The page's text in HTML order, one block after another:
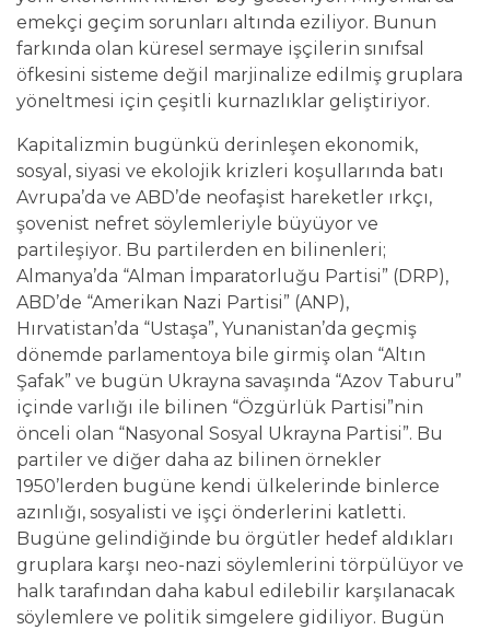
emekçi geçim sorunları altında eziliyor. Bunun
farkında olan küresel sermaye işçilerin sınıfsal
öfkesini sisteme değil marjinalize edilmiş gruplara
yöneltmesi için çeşitli kurnazlıklar geliştiriyor.
Kapitalizmin bugünkü derinleşen ekonomik,
sosyal, siyasi ve ekolojik krizleri koşullarında batı
Avrupa’da ve ABD’de neofaşist hareketler ırkçı,
şovenist nefret söylemleriyle büyüyor ve
partileşiyor. Bu partilerden en bilinenleri;
Almanya’da “Alman İmparatorluğu Partisi” (DRP),
ABD’de “Amerikan Nazi Partisi” (ANP),
Hırvatistan’da “Ustaşa”, Yunanistan’da geçmiş
dönemde parlamentoya bile girmiş olan “Altın
Şafak” ve bugün Ukrayna savaşında “Azov Taburu”
içinde varlığı ile bilinen “Özgürlük Partisi”nin
önceli olan “Nasyonal Sosyal Ukrayna Partisi”. Bu
partiler ve diğer daha az bilinen örnekler
1950’lerden bugüne kendi ülkelerinde binlerce
azınlığı, sosyalisti ve işçi önderlerini katletti.
Bugüne gelindiğinde bu örgütler hedef aldıkları
gruplara karşı neo-nazi söylemlerini törpülüyor ve
halk tarafından daha kabul edilebilir karşılanacak
söylemlere ve politik simgelere gidiliyor. Bugün